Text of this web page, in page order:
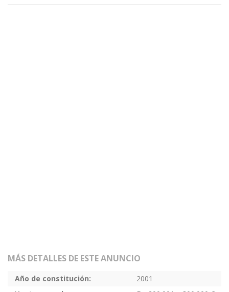
MÁS DETALLES DE ESTE ANUNCIO
Año de constitución:
2001